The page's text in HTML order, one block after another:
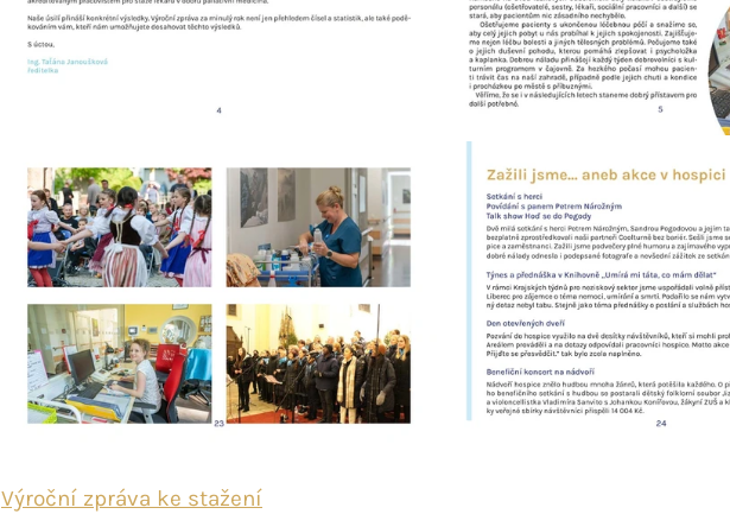
Výroční zpráva ke stažení